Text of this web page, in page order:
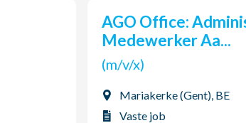
AGO Office: Administratief
Medewerker Aa...
(m/v/x)
Mariakerke (Gent), BE
Vaste job